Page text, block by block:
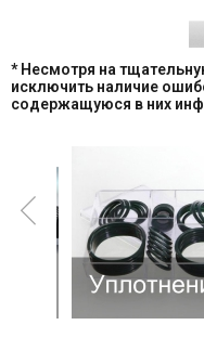
* Несмотря на
исключить наличие
содержащуюся в них